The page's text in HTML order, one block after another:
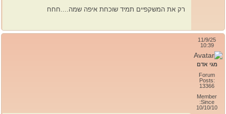
רק את המשקפיים תמיד שוכחת איפה שמה....חחח
11/9/25
10:39
מגי אדם
Forum
Posts:
13366
Member
Since:
10/10/10